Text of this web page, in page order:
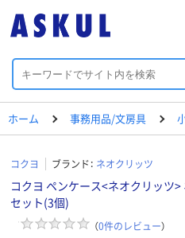
ホーム 事務用品/文房具
コクヨ ブランド： ネオクリッツ
コクヨ ペンケース<ネオクリッツ
セット(3個)
（0件のレビュー）